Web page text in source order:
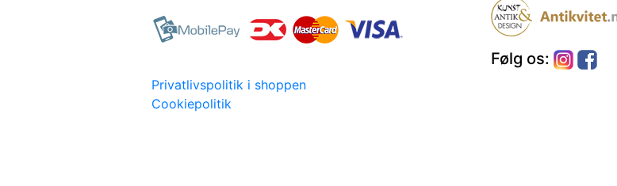
Privatlivspolitik i shoppen
Cookiepolitik
Følg os: